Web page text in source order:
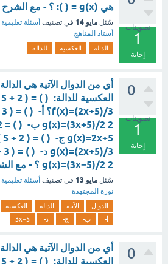
تصويتات
1
إجابة
هي g(x) = ( ): ؟ - مع الشرح
سُئل مايو 14 في تصنيف أسئلة تعليمية
أستاذ المناهج
الدالة العكسية للدالة
0
تصويتات
1
إجابة
أي من الدوال الآتية هي الدالة
2 g(x)=(3x−5)/2 ؟ - مع الشرح
سُئل مايو 13 في تصنيف أسئلة تعليمية
نورة المجتهدة
الدوال الآتية الدالة العكسية
أ-
ب- ج- د- 3x−5
0
أي من الدوال الآتية هي الدالة